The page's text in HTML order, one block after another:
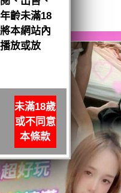
齡未滿18
本網站內
放或放
未滿18歲
或不同意
本條款